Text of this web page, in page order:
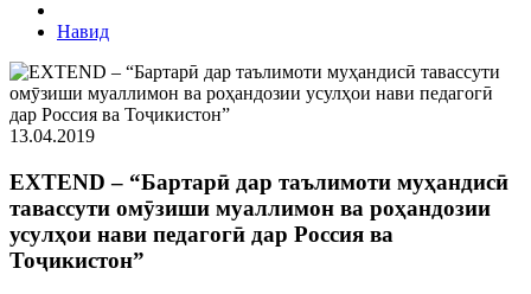
Навид
13.04.2019
EXTEND – “Бартарӣ дар таълимоти муҳандисӣ
тавассути омӯзиши муаллимон ва роҳандозии
усулҳои нави педагогӣ дар Россия ва
Тоҷикистон”